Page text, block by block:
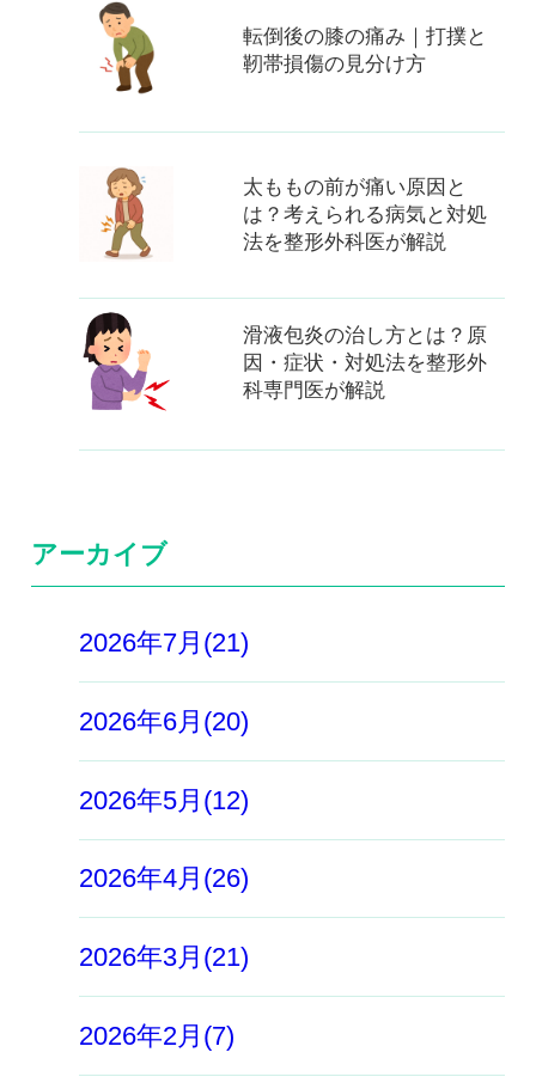
転倒後の膝の痛み｜打撲と
靭帯損傷の見分け方
太ももの前が痛い原因と
は？考えられる病気と対処
法を整形外科医が解説
滑液包炎の治し方とは？原
因・症状・対処法を整形外
科専門医が解説
アーカイブ
2026年7月(21)
2026年6月(20)
2026年5月(12)
2026年4月(26)
2026年3月(21)
2026年2月(7)